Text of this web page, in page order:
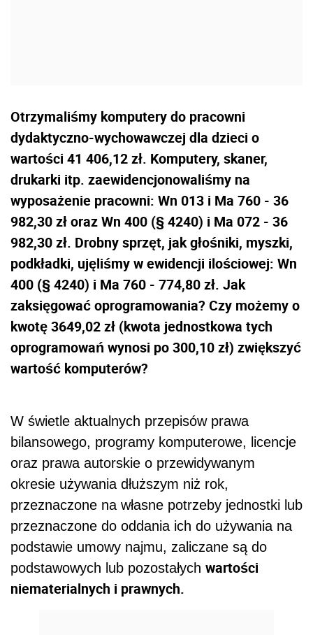
Otrzymaliśmy komputery do pracowni
dydaktyczno-wychowawczej dla dzieci o
wartości 41 406,12 zł. Komputery, skaner,
drukarki itp. zaewidencjonowaliśmy na
wyposażenie pracowni: Wn 013 i Ma 760 - 36
982,30 zł oraz Wn 400 (§ 4240) i Ma 072 - 36
982,30 zł. Drobny sprzęt, jak głośniki, myszki,
podkładki, ujęliśmy w ewidencji ilościowej: Wn
400 (§ 4240) i Ma 760 - 774,80 zł. Jak
zaksięgować oprogramowania? Czy możemy o
kwotę 3649,02 zł (kwota jednostkowa tych
oprogramowań wynosi po 300,10 zł) zwiększyć
wartość komputerów?
W świetle aktualnych przepisów prawa
bilansowego, programy komputerowe, licencje
oraz prawa autorskie o przewidywanym
okresie używania dłuższym niż rok,
przeznaczone na własne potrzeby jednostki lub
przeznaczone do oddania ich do używania na
podstawie umowy najmu, zaliczane są do
podstawowych lub pozostałych wartości
niematerialnych i prawnych.